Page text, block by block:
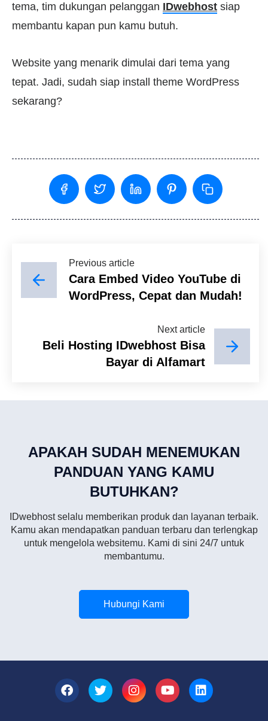
tema, tim dukungan pelanggan IDwebhost siap
membantu kapan pun kamu butuh.
Website yang menarik dimulai dari tema yang
tepat. Jadi, sudah siap install theme WordPress
sekarang?
Previous article
Cara Embed Video YouTube di
WordPress, Cepat dan Mudah!
Next article
Beli Hosting IDwebhost Bisa
Bayar di Alfamart
APAKAH SUDAH MENEMUKAN
PANDUAN YANG KAMU
BUTUHKAN?
IDwebhost selalu memberikan produk dan layanan terbaik.
Kamu akan mendapatkan panduan terbaru dan terlengkap
untuk mengelola websitemu. Kami di sini 24/7 untuk
membantumu.
Hubungi Kami